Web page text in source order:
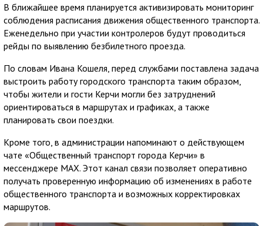
В ближайшее время планируется активизировать мониторинг
соблюдения расписания движения общественного транспорта.
Еженедельно при участии контролеров будут проводиться
рейды по выявлению безбилетного проезда.
По словам Ивана Кошеля, перед службами поставлена задача
выстроить работу городского транспорта таким образом,
чтобы жители и гости Керчи могли без затруднений
ориентироваться в маршрутах и графиках, а также
планировать свои поездки.
Кроме того, в администрации напоминают о действующем
чате «Общественный транспорт города Керчи» в
мессенджере MAX. Этот канал связи позволяет оперативно
получать проверенную информацию об изменениях в работе
общественного транспорта и возможных корректировках
маршрутов.